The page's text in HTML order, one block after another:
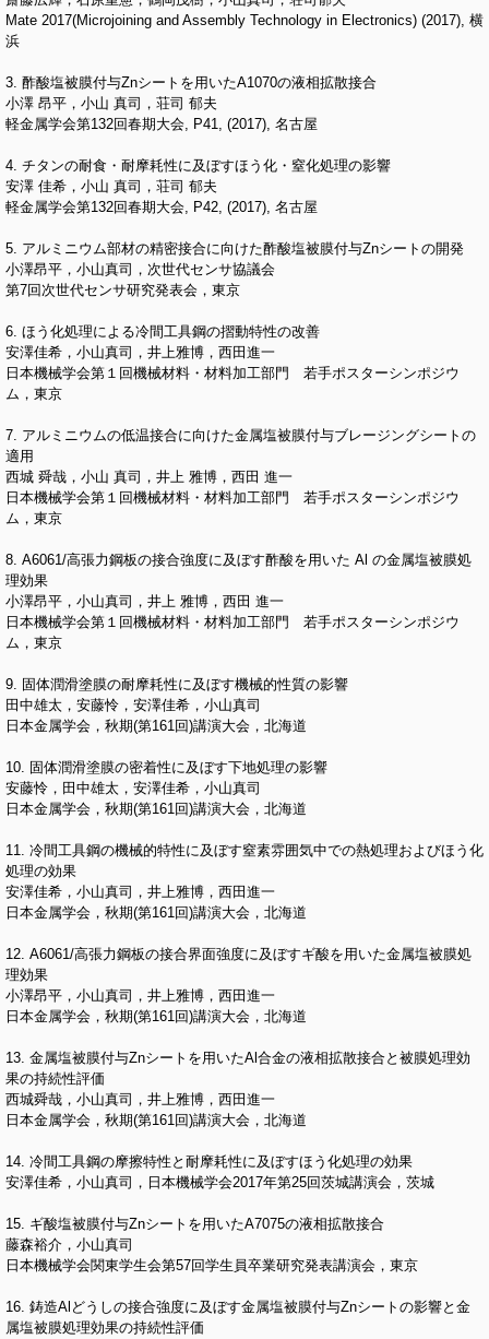
Mate 2017(Microjoining and Assembly Technology in Electronics) (2017), 横
浜
3. 酢酸塩被膜付与Znシートを用いたA1070の液相拡散接合
小澤 昂平，小山 真司，荘司 郁夫
軽金属学会第132回春期大会, P41, (2017), 名古屋
4. チタンの耐食・耐摩耗性に及ぼすほう化・窒化処理の影響
安澤 佳希，小山 真司，荘司 郁夫
軽金属学会第132回春期大会, P42, (2017), 名古屋
5. アルミニウム部材の精密接合に向けた酢酸塩被膜付与Znシートの開発
小澤昂平，小山真司，次世代センサ協議会
第7回次世代センサ研究発表会，東京
6. ほう化処理による冷間工具鋼の摺動特性の改善
安澤佳希，小山真司，井上雅博，西田進一
日本機械学会第１回機械材料・材料加工部門 若手ポスターシンポジウ
ム，東京
7. アルミニウムの低温接合に向けた金属塩被膜付与ブレージングシートの
適用
西城 舜哉，小山 真司，井上 雅博，西田 進一
日本機械学会第１回機械材料・材料加工部門 若手ポスターシンポジウ
ム，東京
8. A6061/高張力鋼板の接合強度に及ぼす酢酸を用いた Al の金属塩被膜処
理効果
小澤昂平，小山真司，井上 雅博，西田 進一
日本機械学会第１回機械材料・材料加工部門 若手ポスターシンポジウ
ム，東京
9. 固体潤滑塗膜の耐摩耗性に及ぼす機械的性質の影響
田中雄太，安藤怜，安澤佳希，小山真司
日本金属学会，秋期(第161回)講演大会，北海道
10. 固体潤滑塗膜の密着性に及ぼす下地処理の影響
安藤怜，田中雄太，安澤佳希，小山真司
日本金属学会，秋期(第161回)講演大会，北海道
11. 冷間工具鋼の機械的特性に及ぼす窒素雰囲気中での熱処理およびほう化
処理の効果
安澤佳希，小山真司，井上雅博，西田進一
日本金属学会，秋期(第161回)講演大会，北海道
12. A6061/高張力鋼板の接合界面強度に及ぼすギ酸を用いた金属塩被膜処
理効果
小澤昂平，小山真司，井上雅博，西田進一
日本金属学会，秋期(第161回)講演大会，北海道
13. 金属塩被膜付与Znシートを用いたAl合金の液相拡散接合と被膜処理効
果の持続性評価
西城舜哉，小山真司，井上雅博，西田進一
日本金属学会，秋期(第161回)講演大会，北海道
14. 冷間工具鋼の摩擦特性と耐摩耗性に及ぼすほう化処理の効果
安澤佳希，小山真司，日本機械学会2017年第25回茨城講演会，茨城
15. ギ酸塩被膜付与Znシートを用いたA7075の液相拡散接合
藤森裕介，小山真司
日本機械学会関東学生会第57回学生員卒業研究発表講演会，東京
16. 鋳造Alどうしの接合強度に及ぼす金属塩被膜付与Znシートの影響と金
属塩被膜処理効果の持続性評価